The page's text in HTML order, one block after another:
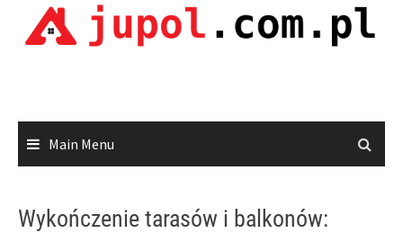
Main Menu
Wykończenie tarasów i balkonów: